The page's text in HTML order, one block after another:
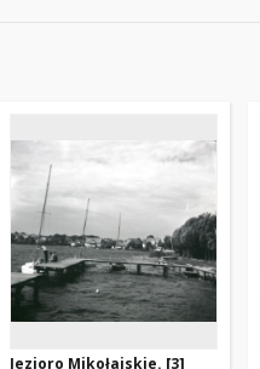
Jezioro Mikołajskie. [3]